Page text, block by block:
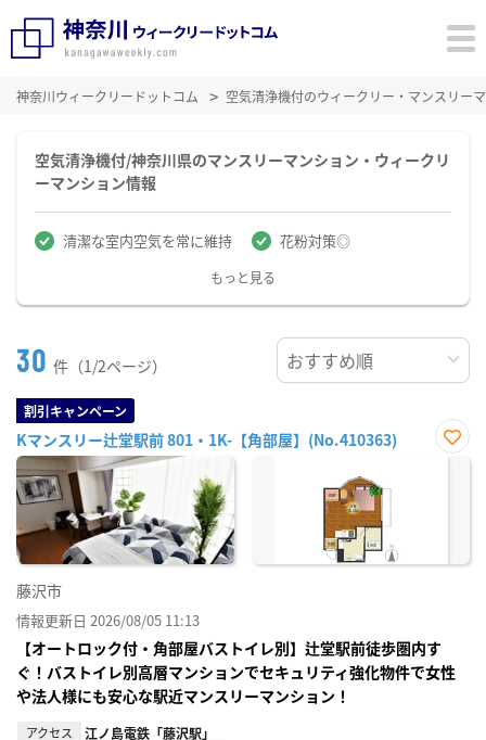
神奈川ウィークリードットコム 空気清浄機付のウィークリー・マンスリー
空気清浄機付/神奈川県のマンスリーマンション・ウィークリ
ーマンション情報
清潔な室内空気を常に維持 花粉対策◎
もっと見る
30 件（1/2ページ）
割引キャンペーン
Kマンスリー辻堂駅前 801・1K-【角部屋】(No.410363)
お気
藤沢市
情報更新日 2026/08/05 11:13
【オートロック付・角部屋バストイレ別】辻堂駅前徒歩圏内す
ぐ！バストイレ別高層マンションでセキュリティ強化物件で女性
や法人様にも安心な駅近マンスリーマンション！
アクセス 江ノ島電鉄「藤沢駅」